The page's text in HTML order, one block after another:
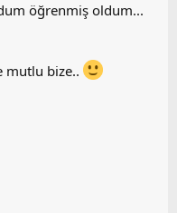
öğrenmiş oldum...
mutlu bize..